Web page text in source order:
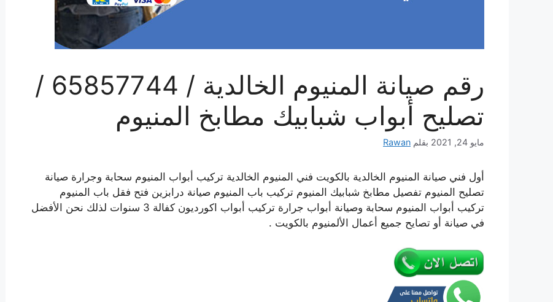
رقم صيانة المنيوم الخالدية / 65857744 /
تصليح أبواب شبابيك مطابخ المنيوم
مايو 24, 2021 بقلم Rawan
أول فني صيانة المنيوم الخالدية بالكويت فني المنيوم الخالدية تركيب أبواب المنيوم سحابة وجرارة صيانة
تصليح المنيوم تفصيل مطابخ شبابيك المنيوم تركيب باب المنيوم صيانة درابزين فتح فقل باب المنيوم
تركيب أبواب المنيوم سحابة وصيانة أبواب جرارة تركيب أبواب اكورديون كفالة 3 سنوات لذلك نحن الأفضل
في صيانة أو تصايح جميع أعمال الألمنيوم بالكويت .